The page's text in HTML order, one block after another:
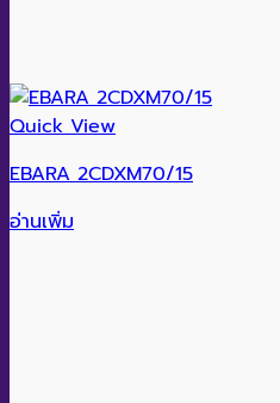
Quick View
EBARA 2CDXM70/15
อ่านเพิ่ม